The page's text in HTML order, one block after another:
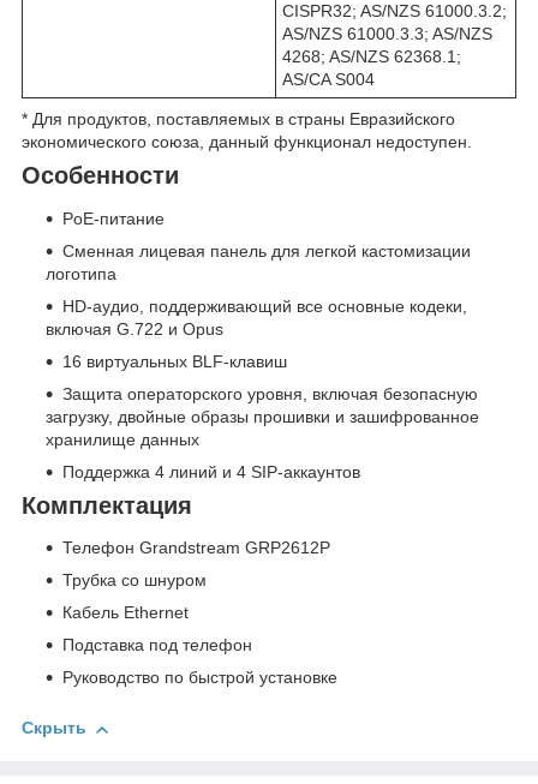
CISPR32; AS/NZS 61000.3.2;
AS/NZS 61000.3.3; AS/NZS
4268; AS/NZS 62368.1;
AS/CA S004
* Для продуктов, поставляемых в страны Евразийского
экономического союза, данный функционал недоступен.
Особенности
PoE-питание
Сменная лицевая панель для легкой кастомизации
логотипа
HD-аудио, поддерживающий все основные кодеки,
включая G.722 и Opus
16 виртуальных BLF-клавиш
Защита операторского уровня, включая безопасную
загрузку, двойные образы прошивки и зашифрованное
хранилище данных
Поддержка 4 линий и 4 SIP-аккаунтов
Комплектация
Телефон Grandstream GRP2612P
Трубка со шнуром
Кабель Ethernet
Подставка под телефон
Руководство по быстрой установке
Скрыть